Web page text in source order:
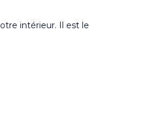
intérieur. Il est le